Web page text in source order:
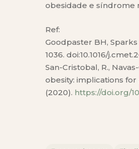
obesidade e síndrome
Ref:
Goodpaster BH,
1036. doi:10.1016/
San-Cristobal, R.,
obesity: implications for
(2020). https://doi.org/